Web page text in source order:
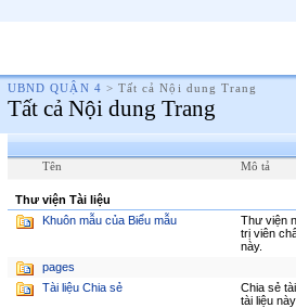
UBND QUẬN 4 > Tất cả Nội dung Trang
Tất cả Nội dung Trang
Tên Mô tả
Thư viện Tài liệu
Khuôn mẫu của Biểu mẫu
Thư viện
trị viên
này.
pages
Tài liệu Chia sẻ
Chia sẻ
tài liệu